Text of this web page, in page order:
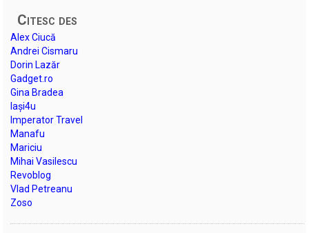
Citesc des
Alex Ciucă
Andrei Cismaru
Dorin Lazăr
Gadget.ro
Gina Bradea
Iași4u
Imperator Travel
Manafu
Mariciu
Mihai Vasilescu
Revoblog
Vlad Petreanu
Zoso